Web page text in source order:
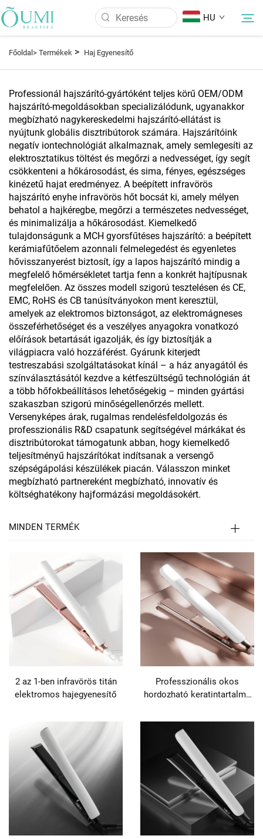
HU
Termékek
Hírek
Alkalmazás
GYIK
Kapcsolat
Főoldal> Termékek > Haj Egyenesítő
Professionál hajszárító-gyártóként teljes körű OEM/ODM
hajszárító-megoldásokban specializálódunk, ugyanakkor
megbízható nagykereskedelmi hajszárító-ellátást is
nyújtunk globális disztribútorok számára. Hajszárítóink
negatív iontechnológiát alkalmaznak, amely semlegesíti az
elektrosztatikus töltést és megőrzi a nedvességet, így segít
csökkenteni a hőkárosodást, és sima, fényes, egészséges
kinézetű hajat eredményez. A beépített infravörös
hajszárító enyhe infravörös hőt bocsát ki, amely mélyen
behatol a hajkéregbe, megőrzi a természetes nedvességet,
és minimalizálja a hőkárosodást. Kiemelkedő
tulajdonságunk a MCH gyorsfűtéses hajszárító: a beépített
kerámiafűtőelem azonnali felmelegedést és egyenletes
hővisszanyerést biztosít, így a lapos hajszárító mindig a
megfelelő hőmérsékletet tartja fenn a konkrét hajtípusnak
megfelelően. Az összes modell szigorú tesztelésen és CE,
EMC, RoHS és CB tanúsítványokon ment keresztül,
amelyek az elektromos biztonságot, az elektromágneses
összeférhetőséget és a veszélyes anyagokra vonatkozó
előírások betartását igazolják, és így biztosítják a
világpiacra való hozzáférést. Gyárunk kiterjedt
testreszabási szolgáltatásokat kínál – a ház anyagától és
színválasztásától kezdve a kétfeszültségű technológián át
a több hőfokbeállításos lehetőségekig – minden gyártási
szakaszban szigorú minőségellenőrzés mellett.
Versenyképes árak, rugalmas rendelésfeldolgozás és
professzionális R&D csapatunk segítségével márkákat és
disztribútorokat támogatunk abban, hogy kiemelkedő
teljesítményű hajszárítókat indítsanak a versengő
szépségápolási készülékek piacán. Válasszon minket
megbízható partnereként megbízható, innovatív és
költséghatékony hajformázási megoldásokért.
MINDEN TERMÉK
2 az 1-ben infravörös titán
elektromos hajegyenesítő
Professzionális okos
hordozható keratintartalmú
hajvasaló